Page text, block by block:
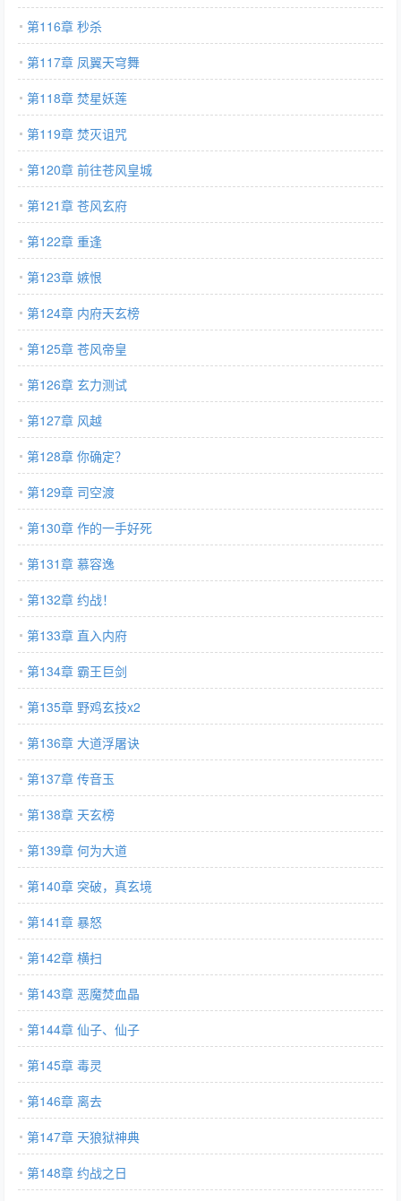
第116章 秒杀
第117章 凤翼天穹舞
第118章 焚星妖莲
第119章 焚灭诅咒
第120章 前往苍风皇城
第121章 苍风玄府
第122章 重逢
第123章 嫉恨
第124章 内府天玄榜
第125章 苍风帝皇
第126章 玄力测试
第127章 风越
第128章 你确定？
第129章 司空渡
第130章 作的一手好死
第131章 慕容逸
第132章 约战！
第133章 直入内府
第134章 霸王巨剑
第135章 野鸡玄技x2
第136章 大道浮屠诀
第137章 传音玉
第138章 天玄榜
第139章 何为大道
第140章 突破，真玄境
第141章 暴怒
第142章 横扫
第143章 恶魔焚血晶
第144章 仙子、仙子
第145章 毒灵
第146章 离去
第147章 天狼狱神典
第148章 约战之日